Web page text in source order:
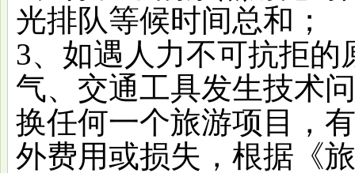
光排队等候时间总和；
3、如遇人力不可抗拒
气、交通工具发生技术
换任何一个旅游项目，
外费用或损失，根据《